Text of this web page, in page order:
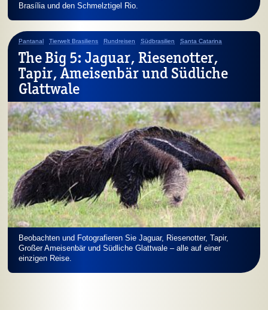
Brasília und den Schmelztigel Rio.
Pantanal Tierwelt Brasiliens Rundreisen Südbrasilien Santa Catarina
The Big 5: Jaguar, Riesen­otter,
Tapir, Ameisen­bär und Südliche
Glattwale
Beobachten und Fotografieren Sie Jaguar, Riesenotter, Tapir,
Großer Ameisenbär und Südliche Glattwale – alle auf einer
einzigen Reise.